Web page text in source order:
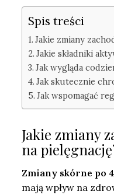
Spis treści
Jakie zmiany
Jakie składniki
Jak wygląda
Jak skutecznie
Jak wspomagać
Jakie zmiany
na
Zmiany skórne po
mają wpływ na